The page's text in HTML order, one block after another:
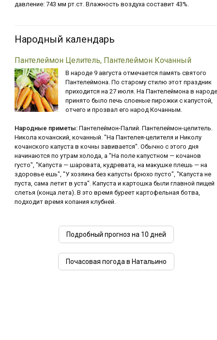
давление: 743 мм рт.ст. Влажность воздуха составит 43%.
Народный календарь
Пантелеймон Целитель, Пантелеймон Кочанный
В народе 9 августа отмечается память святого
Пантелеймона. По старому стилю этот праздник
приходится на 27 июля. На Пантелеймона в народе
принято было печь слоеные пирожки с капустой,
отчего и прозвал его народ Кочанным.
Народные приметы: Пантелеймон-Палий. Пантелеймон-целитель.
Никола кочанский, кочанный. "На Пантелея-целителя и Николу
кочанского капуста в кочны завивается". Обычно с этого дня
начинаются по утрам холода, а "На поле капустном — кочанов
густо", "Капуста — шаровата, кудревата, на макушке плешь — на
здоровье ешь", "У хозяина без капусты брюхо пусто", "Капуста не
пуста, сама летит в уста". Капуста и картошка были главной пищей
слетья (конца лета). В это время буреет картофельная ботва,
подходит время копания клубней.
Подробный прогноз на 10 дней
Почасовая погода в Натальино